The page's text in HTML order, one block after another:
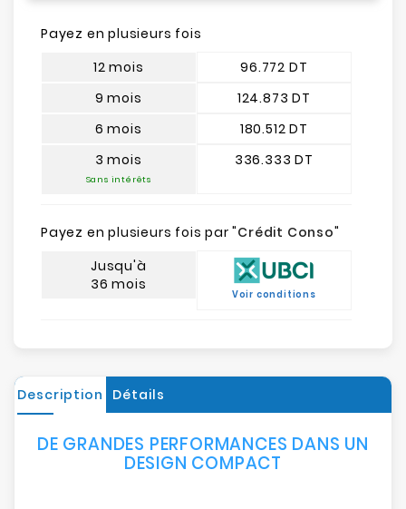
Payez en plusieurs fois
12 mois
9 mois
6 mois
3 mois
Sans intérêts
96.772 DT
124.873 DT
180.512 DT
336.333 DT
Payez en plusieurs fois par "Crédit Conso"
Jusqu'à
36 mois
Voir conditions
Description Détails
DE GRANDES PERFORMANCES DANS UN
DESIGN COMPACT